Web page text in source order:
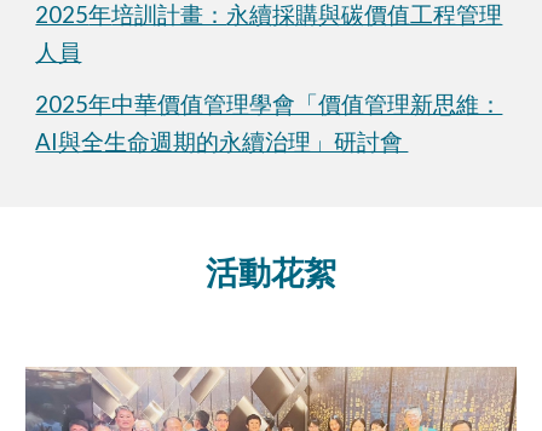
2025年培訓計畫： 永續採購與碳價值工程管理
人員
2025年中華價值管理學會「價值管理新思維：
AI與全生命週期的永續治理」研討會
活動花絮